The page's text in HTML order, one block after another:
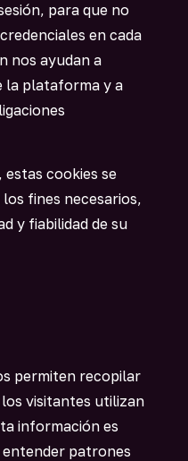
para que no
en cada
nos ayudan a
la plataforma y a
estas cookies se
fines necesarios,
y fiabilidad de su
permiten recopilar
visitantes utilizan
información es
patrones